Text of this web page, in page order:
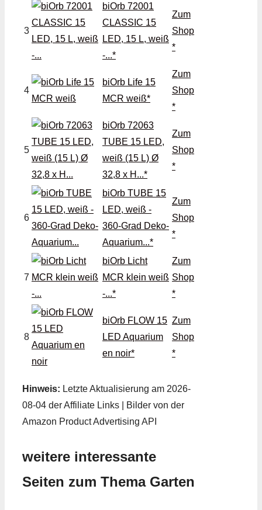
3
biOrb 72001
CLASSIC 15
LED, 15 L, weiß
-...*
Zum
Shop
*
4
biOrb Life 15
MCR weiß*
Zum
Shop
*
5
biOrb 72063
TUBE 15 LED,
weiß (15 L) Ø
32,8 x H...*
Zum
Shop
*
6
biOrb TUBE 15
LED, weiß -
360-Grad Deko-
Aquarium...*
Zum
Shop
*
7
biOrb Licht
MCR klein weiß
-...*
Zum
Shop
*
8
biOrb FLOW 15
LED Aquarium
en noir*
Zum
Shop
*
Hinweis: Letzte Aktualisierung am 2026-
08-04 der Affiliate Links | Bilder von der
Amazon Product Advertising API
weitere interessante
Seiten zum Thema Garten